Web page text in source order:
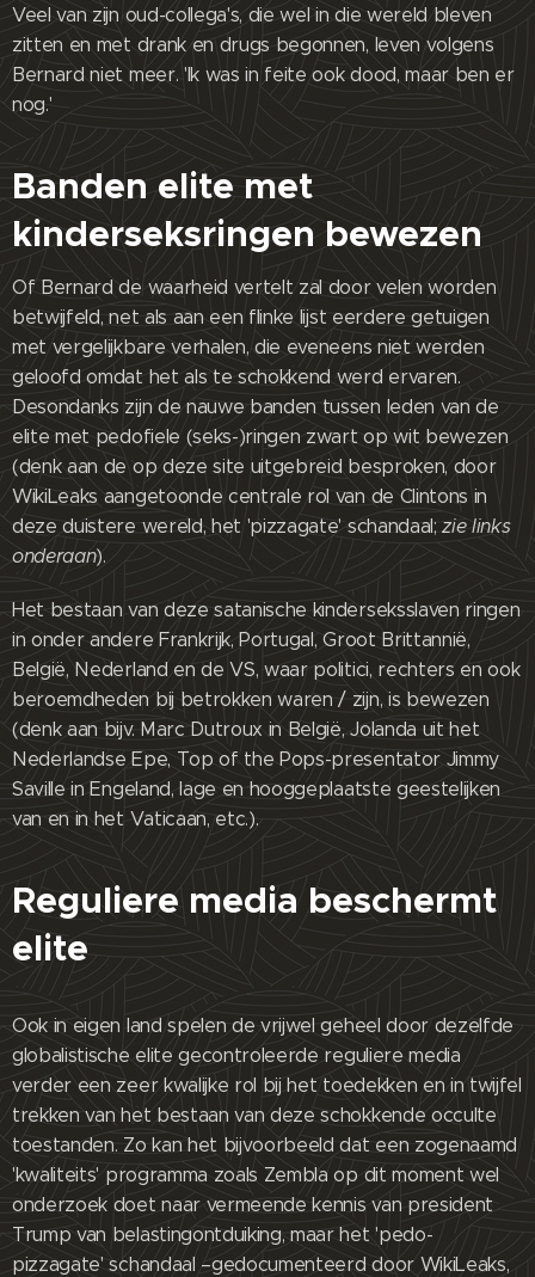
Veel van zijn oud-collega's, die wel in die wereld bleven
zitten en met drank en drugs begonnen, leven volgens
Bernard niet meer. 'Ik was in feite ook dood, maar ben er
nog.'
Banden elite met
kinderseksringen bewezen
Of Bernard de waarheid vertelt zal door velen worden
betwijfeld, net als aan een flinke lijst eerdere getuigen
met vergelijkbare verhalen, die eveneens niet werden
geloofd omdat het als te schokkend werd ervaren.
Desondanks zijn de nauwe banden tussen leden van de
elite met pedofiele (seks-)ringen zwart op wit bewezen
(denk aan de op deze site uitgebreid besproken, door
WikiLeaks aangetoonde centrale rol van de Clintons in
deze duistere wereld, het 'pizzagate' schandaal;zie links
onderaan).
Het bestaan van deze satanische kinderseksslaven ringen
in onder andere Frankrijk, Portugal, Groot Brittannië,
België, Nederland en de VS, waar politici, rechters en ook
beroemdheden bij betrokken waren / zijn, is bewezen
(denk aan bijv. Marc Dutroux in België, Jolanda uit het
Nederlandse Epe, Top of the Pops-presentator Jimmy
Saville in Engeland, lage en hooggeplaatste geestelijken
van en in het Vaticaan, etc.).
Reguliere media beschermt
elite
Ook in eigen land spelen de vrijwel geheel door dezelfde
globalistische elite gecontroleerde reguliere media
verder een zeer kwalijke rol bij het toedekken en in twijfel
trekken van het bestaan van deze schokkende occulte
toestanden. Zo kan het bijvoorbeeld dat een zogenaamd
'kwaliteits' programma zoals Zembla op dit moment wel
onderzoek doet naar vermeende kennis van president
Trump van belastingontduiking, maar het 'pedo-
pizzagate' schandaal –gedocumenteerd door WikiLeaks,